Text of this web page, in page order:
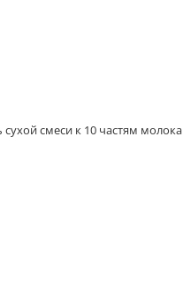
смеси к 10 частям молока